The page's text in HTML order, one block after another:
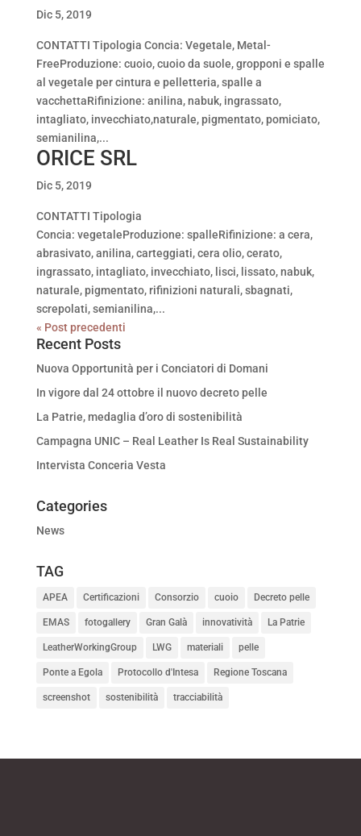
Dic 5, 2019
CONTATTI Tipologia Concia: Vegetale, Metal-
FreeProduzione: cuoio, cuoio da suole, gropponi e spalle
al vegetale per cintura e pelletteria, spalle a
vacchettaRifinizione: anilina, nabuk, ingrassato,
intagliato, invecchiato,naturale, pigmentato, pomiciato,
semianilina,...
ORICE SRL
Dic 5, 2019
CONTATTI Tipologia
Concia: vegetaleProduzione: spalleRifinizione: a cera,
abrasivato, anilina, carteggiati, cera olio, cerato,
ingrassato, intagliato, invecchiato, lisci, lissato, nabuk,
naturale, pigmentato, rifinizioni naturali, sbagnati,
screpolati, semianilina,...
« Post precedenti
Recent Posts
Nuova Opportunità per i Conciatori di Domani
In vigore dal 24 ottobre il nuovo decreto pelle
La Patrie, medaglia d’oro di sostenibilità
Campagna UNIC – Real Leather Is Real Sustainability
Intervista Conceria Vesta
Categories
News
TAG
APEA Certificazioni Consorzio cuoio Decreto pelle
EMAS fotogallery Gran Galà innovatività La Patrie
LeatherWorkingGroup LWG materiali pelle
Ponte a Egola Protocollo d'Intesa Regione Toscana
screenshot sostenibilità tracciabilità